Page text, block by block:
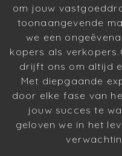
om jouw
toonaangevende
we een
kopers als
drijft ons om altijd
Met diepgaande
door elke fase van
jouw succes te
geloven we in het